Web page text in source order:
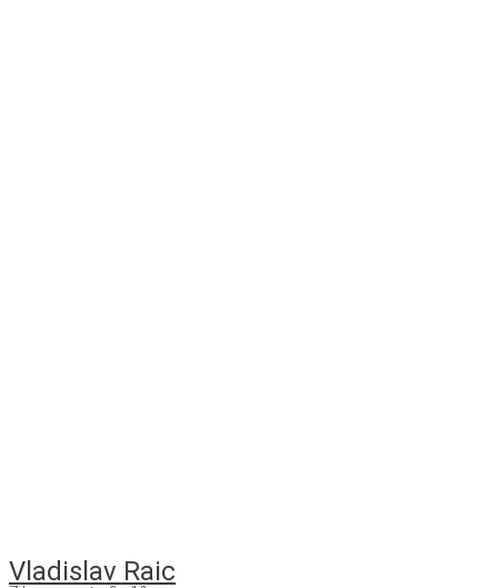
Vladislav Raic